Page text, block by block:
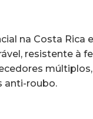
na Costa
resistente à
anti-roubo.